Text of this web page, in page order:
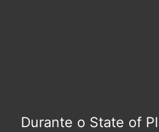
Durante o State of